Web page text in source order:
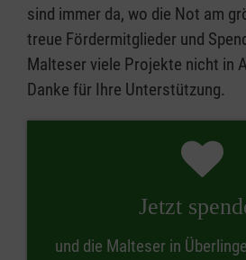
sind immer da, wo die Not am
treue Fördermitglieder und
Malteser viele Projekte nicht in
Danke für Ihre Unterstützung.
Jetzt
und die Malteser in